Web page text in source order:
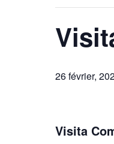
26 février,
Visita